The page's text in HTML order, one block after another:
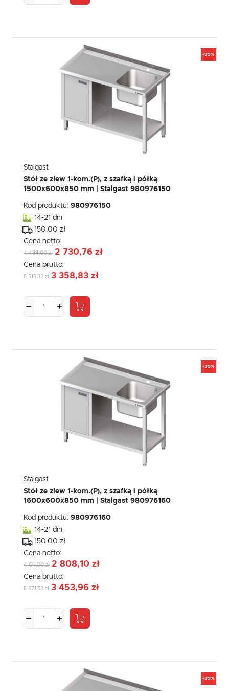
-39%
Stalgast
Stół ze zlew 1-kom.(P), z szafką i półką
1500x600x850 mm | Stalgast 980976150
Kod produktu: 980976150
14-21 dni
150.00 zł
Cena netto:
4 484,00 zł 2 730,76 zł
Cena brutto:
5 515,32 zł 3 358,83 zł
-39%
Stalgast
Stół ze zlew 1-kom.(P), z szafką i półką
1600x600x850 mm | Stalgast 980976160
Kod produktu: 980976160
14-21 dni
150.00 zł
Cena netto:
4 611,00 zł 2 808,10 zł
Cena brutto:
5 671,53 zł 3 453,96 zł
-39%